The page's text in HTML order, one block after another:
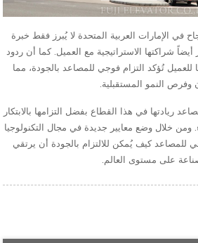
في الإمارات العربية المتحدة لا يُبرز فقط خبرة
شراكتها الاستراتيجية مع العميل. كما أن ردود
للعميل تُؤكد التزام فوجي للمصاعد بالجودة، مما
وفرص النمو المستقبلية.
ريادتها في هذا القطاع بفضل التزامها بالابتكار
ومن خلال وضع معايير جديدة في مجال التكنولوجيا
للمصاعد كيف يُمكن للالتزام بالجودة أن يرتقي
على مستوى العالم.